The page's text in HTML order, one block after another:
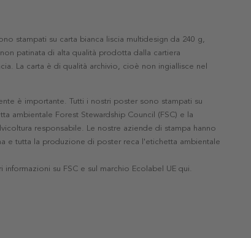
stampati su carta bianca liscia multidesign da 240 g,
patinata di alta qualità prodotta dalla cartiera
La carta è di qualità archivio, cioè non ingiallisce nel
è importante. Tutti i nostri poster sono stampati su
ambientale Forest Stewardship Council (FSC) e la
responsabile. Le nostre aziende di stampa hanno
e tutta la produzione di poster reca l'etichetta ambientale
informazioni su FSC e sul marchio Ecolabel UE qui.